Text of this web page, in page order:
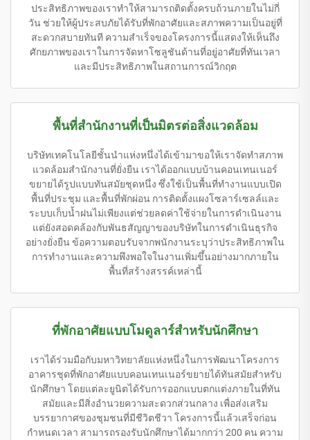
ประสิทธิภาพของเราทำให้สามารถติดตั้งครบถ้วนภายในไม่กี่
วัน ช่วยให้ผู้ประสบภัยได้รับที่พักอาศัยและสภาพความเป็นอยู่ที่
สะดวกสบายทันที ความสำเร็จของโครงการนี้แสดงให้เห็นถึง
ศักยภาพของเราในการจัดหาโซลูชันด้านที่อยู่อาศัยที่ทันเวลา
และมีประสิทธิภาพในสถานการณ์วิกฤต
พื้นที่สำนักงานที่เป็นมิตรต่อสิ่งแวดล้อม
บริษัทเทคโนโลยีชั้นนำแห่งหนึ่งได้เข้ามาขอให้เราจัดทำสภาพ
แวดล้อมสำนักงานที่ยั่งยืน เราได้ออกแบบบ้านคอนเทนเนอร์
ขยายได้รูปแบบทันสมัยชุดหนึ่ง ซึ่งใช้เป็นพื้นที่ทำงานแบบเปิด
พื้นที่ประชุม และพื้นที่พักผ่อน การติดตั้งแผงโซลาร์เซลล์และ
ระบบเก็บน้ำฝนไม่เพียงแต่ช่วยลดค่าใช้จ่ายในการดำเนินงาน
แต่ยังสอดคล้องกับพันธสัญญาของบริษัทในการดำเนินธุรกิจ
อย่างยั่งยืน ข้อความตอบรับจากพนักงานระบุว่าประสิทธิภาพใน
การทำงานและความพึงพอใจในงานเพิ่มขึ้นอย่างมากภายใน
พื้นที่สร้างสรรค์เหล่านี้
ที่พักอาศัยแบบโมดูลาร์สำหรับนักศึกษา
เราได้ร่วมมือกับมหาวิทยาลัยแห่งหนึ่งในการพัฒนาโครงการ
อาคารชุดที่พักอาศัยแบบคอนเทนเนอร์ขยายได้ทันสมัยสำหรับ
นักศึกษา โดยแต่ละยูนิตได้รับการออกแบบตกแต่งภายในที่ทัน
สมัยและมีสิ่งอำนวยความสะดวกส่วนกลาง เพื่อส่งเสริม
บรรยากาศของชุมชนที่มีชีวิตชีวา โครงการนี้แล้วเสร็จก่อน
กำหนดเวลา สามารถรองรับนักศึกษาได้มากกว่า 200 คน ความ